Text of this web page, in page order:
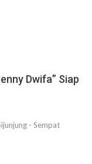
Dwifa” Siap
- Sempat